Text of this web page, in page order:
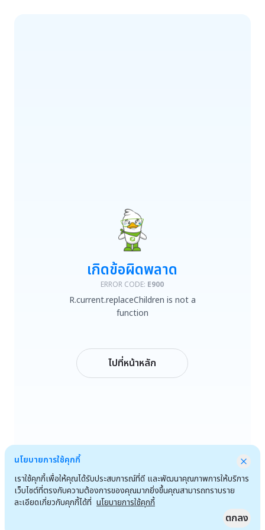
R.current.replaceChildren is not a function
เกิดข้อผิดพลาด
ERROR CODE: E900
R.current.replaceChildren is not a
function
ไปที่หน้าหลัก
นโยบายการใช้คุกกี้
เราใช้คุกกี้เพื่อให้คุณได้รับประสบการณ์ที่ดี และพัฒนาคุณภาพการให้บริการ
เว็บไซต์ที่ตรงกับความต้องการของคุณมากยิ่งขึ้นคุณสามารถทราบราย
ละเอียดเกี่ยวกับคุกกี้ได้ที่ นโยบายการใช้คุกกี้
ตกลง